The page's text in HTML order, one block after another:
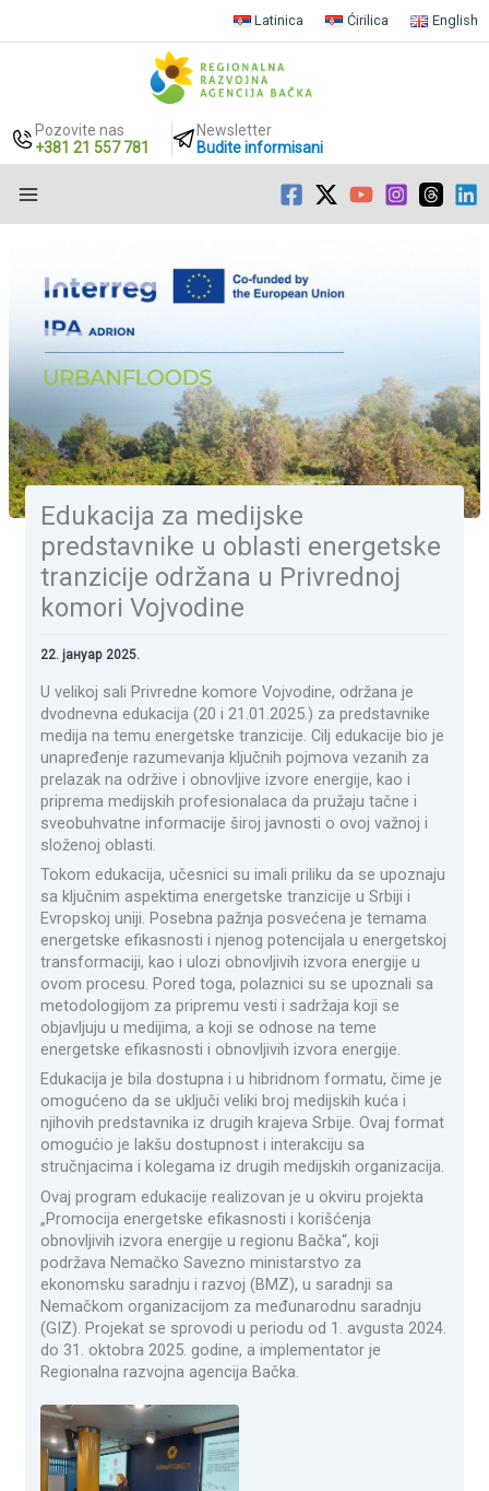
садржај
Latinica Ćirilica English
Pozovite nas
+381 21 557 781
Newsletter
Budite informisani
Edukacija za medijske
predstavnike u oblasti energetske
tranzicije održana u Privrednoj
komori Vojvodine
22. јануар 2025.
U velikoj sali Privredne komore Vojvodine, održana je
dvodnevna edukacija (20 i 21.01.2025.) za predstavnike
medija na temu energetske tranzicije. Cilj edukacije bio je
unapređenje razumevanja ključnih pojmova vezanih za
prelazak na održive i obnovljive izvore energije, kao i
priprema medijskih profesionalaca da pružaju tačne i
sveobuhvatne informacije široj javnosti o ovoj važnoj i
složenoj oblasti.
Tokom edukacija, učesnici su imali priliku da se upoznaju
sa ključnim aspektima energetske tranzicije u Srbiji i
Evropskoj uniji. Posebna pažnja posvećena je temama
energetske efikasnosti i njenog potencijala u energetskoj
transformaciji, kao i ulozi obnovljivih izvora energije u
ovom procesu. Pored toga, polaznici su se upoznali sa
metodologijom za pripremu vesti i sadržaja koji se
objavljuju u medijima, a koji se odnose na teme
energetske efikasnosti i obnovljivih izvora energije.
Edukacija je bila dostupna i u hibridnom formatu, čime je
omogućeno da se uključi veliki broj medijskih kuća i
njihovih predstavnika iz drugih krajeva Srbije. Ovaj format
omogućio je lakšu dostupnost i interakciju sa
stručnjacima i kolegama iz drugih medijskih organizacija.
Ovaj program edukacije realizovan je u okviru projekta
„Promocija energetske efikasnosti i korišćenja
obnovljivih izvora energije u regionu Bačka“, koji
podržava Nemačko Savezno ministarstvo za
ekonomsku saradnju i razvoj (BMZ), u saradnji sa
Nemačkom organizacijom za međunarodnu saradnju
(GIZ). Projekat se sprovodi u periodu od 1. avgusta 2024.
do 31. oktobra 2025. godine, a implementator je
Regionalna razvojna agencija Bačka.